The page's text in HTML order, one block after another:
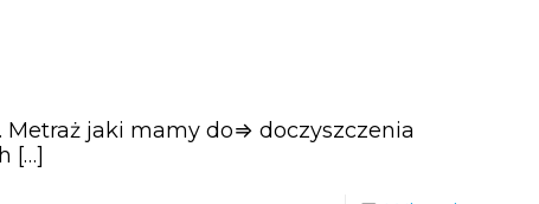
jaki mamy do⇒ doczyszczenia
[…]